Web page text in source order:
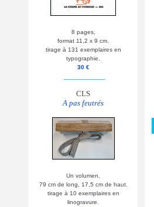
8 pages,
format 11,2 x 9 cm.
tirage à 131 exemplaires en
typographie.
30 €
CLS
A pas feutrés
Un volumen,
79 cm de long, 17,5 cm de haut.
tirage à 10 exemplaires en
linogravure.